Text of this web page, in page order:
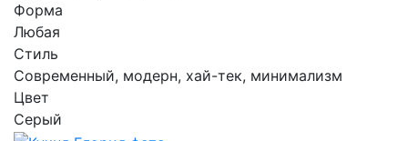
Форма
Любая
Стиль
Современный, модерн, хай-тек, минимализм
Цвет
Серый